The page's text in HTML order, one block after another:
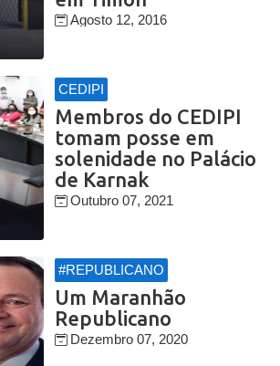
Agosto 12, 2016
CEDIPI
Membros do CEDIPI
tomam posse em
solenidade no Palácio
de Karnak
Outubro 07, 2021
#REPUBLICANO
Um Maranhão
Republicano
Dezembro 07, 2020